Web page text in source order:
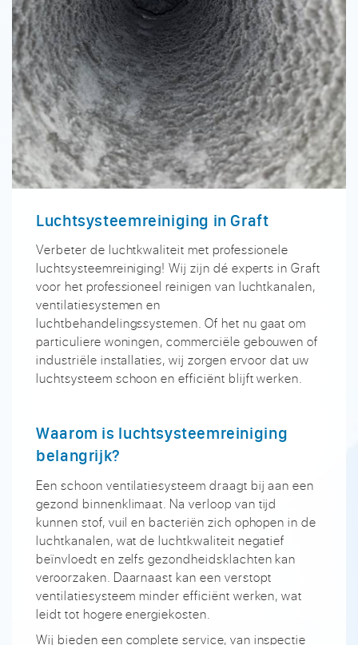
Luchtsysteemreiniging in Graft
Verbeter de luchtkwaliteit met professionele
luchtsysteemreiniging! Wij zijn dé experts in Graft
voor het professioneel reinigen van luchtkanalen,
ventilatiesystemen en
luchtbehandelingssystemen. Of het nu gaat om
particuliere woningen, commerciële gebouwen of
industriële installaties, wij zorgen ervoor dat uw
luchtsysteem schoon en efficiënt blijft werken.
Waarom is luchtsysteemreiniging
belangrijk?
Een schoon ventilatiesysteem draagt bij aan een
gezond binnenklimaat. Na verloop van tijd
kunnen stof, vuil en bacteriën zich ophopen in de
luchtkanalen, wat de luchtkwaliteit negatief
beïnvloedt en zelfs gezondheidsklachten kan
veroorzaken. Daarnaast kan een verstopt
ventilatiesysteem minder efficiënt werken, wat
leidt tot hogere energiekosten.
Wij bieden een complete service, van inspectie